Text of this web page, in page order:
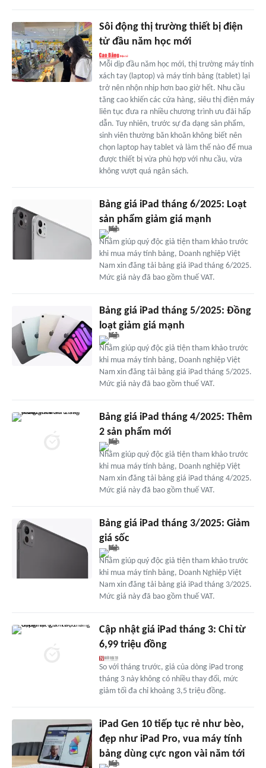
Sôi động thị trường thiết bị điện
tử đầu năm học mới
Mỗi dịp đầu năm học mới, thị trường máy tính
xách tay (laptop) và máy tính bảng (tablet) lại
trở nên nhộn nhịp hơn bao giờ hết. Nhu cầu
tăng cao khiến các cửa hàng, siêu thị điện máy
liên tục đưa ra nhiều chương trình ưu đãi hấp
dẫn. Tuy nhiên, trước sự đa dạng sản phẩm,
sinh viên thường băn khoăn không biết nên
chọn laptop hay tablet và làm thế nào để mua
được thiết bị vừa phù hợp với nhu cầu, vừa
không vượt quá ngân sách.
Bảng giá iPad tháng 6/2025: Loạt
sản phẩm giảm giá mạnh
Nhằm giúp quý độc giả tiện tham khảo trước
khi mua máy tính bảng, Doanh nghiệp Việt
Nam xin đăng tải bảng giá iPad tháng 6/2025.
Mức giá này đã bao gồm thuế VAT.
Bảng giá iPad tháng 5/2025: Đồng
loạt giảm giá mạnh
Nhằm giúp quý độc giả tiện tham khảo trước
khi mua máy tính bảng, Doanh nghiệp Việt
Nam xin đăng tải bảng giá iPad tháng 5/2025.
Mức giá này đã bao gồm thuế VAT.
Bảng giá iPad tháng 4/2025: Thêm
2 sản phẩm mới
Nhằm giúp quý độc giả tiện tham khảo trước
khi mua máy tính bảng, Doanh nghiệp Việt
Nam xin đăng tải bảng giá iPad tháng 4/2025.
Mức giá này đã bao gồm thuế VAT.
Bảng giá iPad tháng 3/2025: Giảm
giá sốc
Nhằm giúp quý độc giả tiện tham khảo trước
khi mua máy tính bảng, Doanh Nghiệp Việt
Nam xin đăng tải bảng giá iPad tháng 3/2025.
Mức giá này đã bao gồm thuế VAT.
Cập nhật giá iPad tháng 3: Chỉ từ
6,99 triệu đồng
So với tháng trước, giá của dòng iPad trong
tháng 3 này không có nhiều thay đổi, mức
giảm tối đa chỉ khoảng 3,5 triệu đồng.
iPad Gen 10 tiếp tục rẻ như bèo,
đẹp như iPad Pro, vua máy tính
bảng dùng cực ngon vài năm tới